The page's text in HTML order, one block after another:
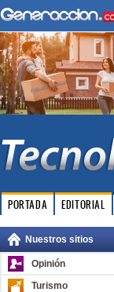
PORTADA EDITORIAL
Nuestros sitios
Opinión
Turismo